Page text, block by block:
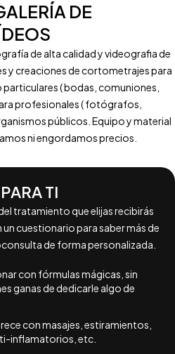
DE
de alta calidad y videografia de
y creaciones de cortometrajes para
( bodas, comuniones,
profesionales ( fotógrafos,
públicos. Equipo y material
ni engordamos precios.
TI
tratamiento que elijas recibirás
cuestionario para saber más de
de forma personalizada.
con fórmulas mágicas, sin
ganas de dedicarle algo de
con masajes, estiramientos,
inflamatorios, etc.